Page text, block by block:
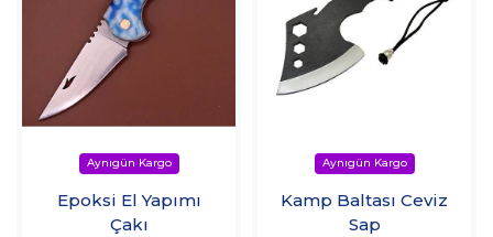
Epoksi El Yapımı
Çakı
Kamp Baltası Ceviz
Sap